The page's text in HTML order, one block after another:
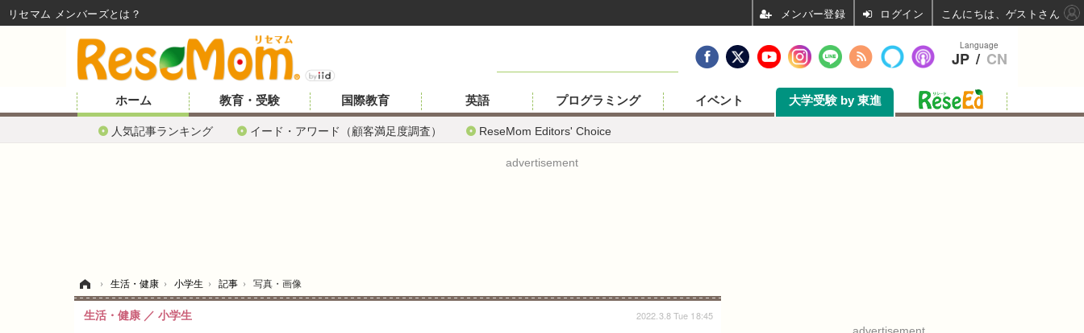
ホーム
人気記事ランキング イード・アワード（顧客満足度調査） ReseMom Editors' Choice
教育・受験 国際教育 英語 プログラミング イベント 大学受験 by 東進
advertisement
› 生活・健康 › 小学生 › 記事 › 写真・画像
生活・健康 小学生 2022.3.8 Tue 18:45
Language
JP / CN
リセマム メンバーズ ログイン こんにちは、ゲストさん